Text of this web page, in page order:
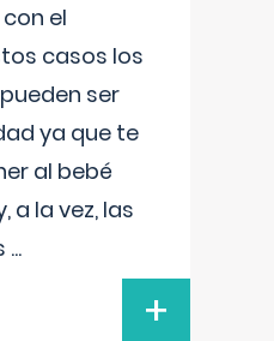
el
casos los
ser
ya que te
al bebé
a la vez, las
...
+